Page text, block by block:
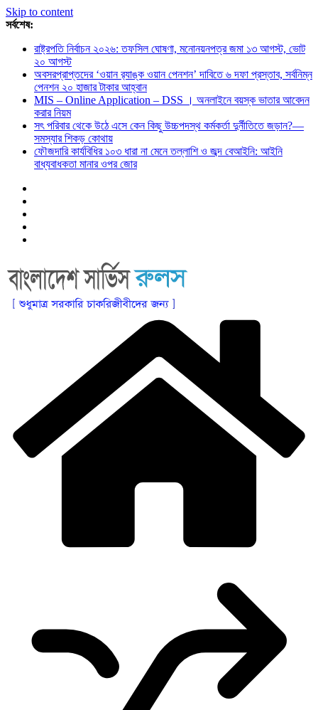
Skip to content
সর্বশেষ:
রাষ্ট্রপতি নির্বাচন ২০২৬: তফসিল ঘোষণা, মনোনয়নপত্র জমা ১৩ আগস্ট, ভোট
২০ আগস্ট
অবসরপ্রাপ্তদের ‘ওয়ান র‌্যাঙ্ক ওয়ান পেনশন’ দাবিতে ৬ দফা প্রস্তাব, সর্বনিম্ন
পেনশন ২০ হাজার টাকার আহ্বান
MIS – Online Application – DSS । অনলাইনে বয়স্ক ভাতার আবেদন
করার নিয়ম
সৎ পরিবার থেকে উঠে এসে কেন কিছু উচ্চপদস্থ কর্মকর্তা দুর্নীতিতে জড়ান?—
সমস্যার শিকড় কোথায়
ফৌজদারি কার্যবিধির ১০৩ ধারা না মেনে তল্লাশি ও জব্দ বেআইনি: আইনি
বাধ্যবাধকতা মানার ওপর জোর